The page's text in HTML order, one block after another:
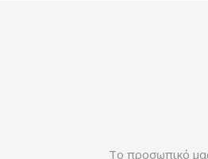
Το προσωπικό